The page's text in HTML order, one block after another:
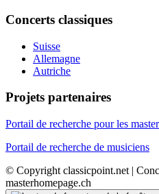
Concerts classiques
Suisse
Allemagne
Autriche
Projets partenaires
Portail de recherche pour les
Portail de recherche de musiciens
© Copyright classicpoint.net |
masterhomepage.ch